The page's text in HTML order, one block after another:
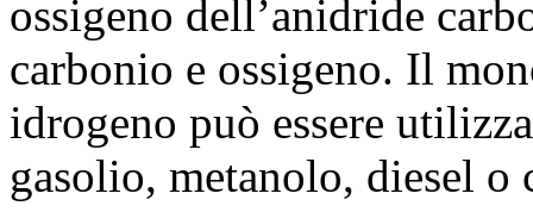
ossigeno dell’anidride
carbonio e ossigeno. Il
idrogeno può essere
gasolio, metanolo, diesel o